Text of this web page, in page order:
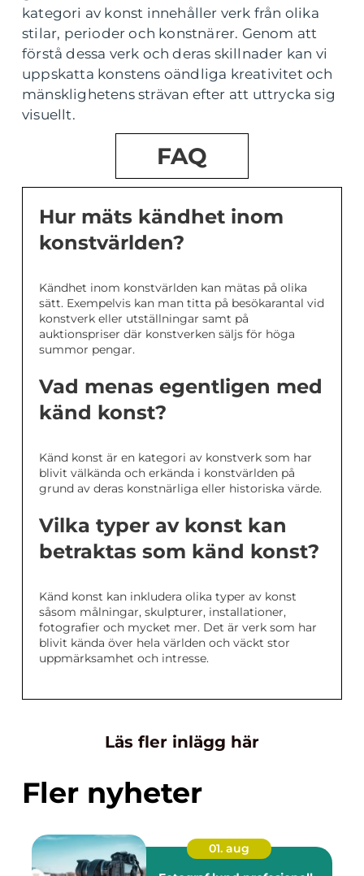
kategori av konst innehåller verk från olika
stilar, perioder och konstnärer. Genom att
förstå dessa verk och deras skillnader kan vi
uppskatta konstens oändliga kreativitet och
mänsklighetens strävan efter att uttrycka sig
visuellt.
FAQ
Hur mäts kändhet inom
konstvärlden?
Kändhet inom konstvärlden kan mätas på olika
sätt. Exempelvis kan man titta på besökarantal vid
konstverk eller utställningar samt på
auktionspriser där konstverken säljs för höga
summor pengar.
Vad menas egentligen med
känd konst?
Känd konst är en kategori av konstverk som har
blivit välkända och erkända i konstvärlden på
grund av deras konstnärliga eller historiska värde.
Vilka typer av konst kan
betraktas som känd konst?
Känd konst kan inkludera olika typer av konst
såsom målningar, skulpturer, installationer,
fotografier och mycket mer. Det är verk som har
blivit kända över hela världen och väckt stor
uppmärksamhet och intresse.
Läs fler inlägg här
Fler nyheter
01. aug